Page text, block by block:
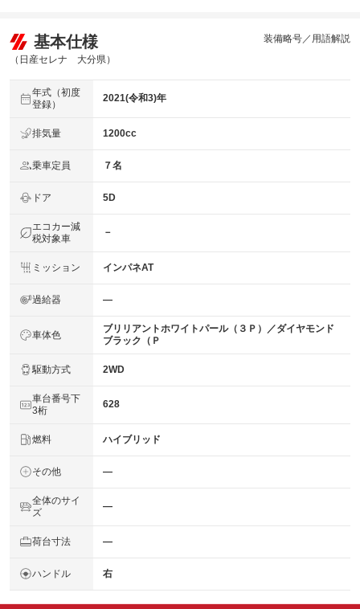
基本仕様
（日産セレナ 大分県）
装備略号／用語解説
年式（初度
登録）
2021(令和3)年
排気量 1200cc
乗車定員 ７名
ドア 5D
エコカー減
税対象車
－
ミッション インパネAT
過給器 ―
車体色
ブリリアントホワイトパール（３Ｐ）／ダイヤモンド
ブラック（Ｐ
駆動方式 2WD
車台番号下
3桁
628
燃料 ハイブリッド
その他 ―
全体のサイ
ズ
―
荷台寸法 ―
ハンドル 右